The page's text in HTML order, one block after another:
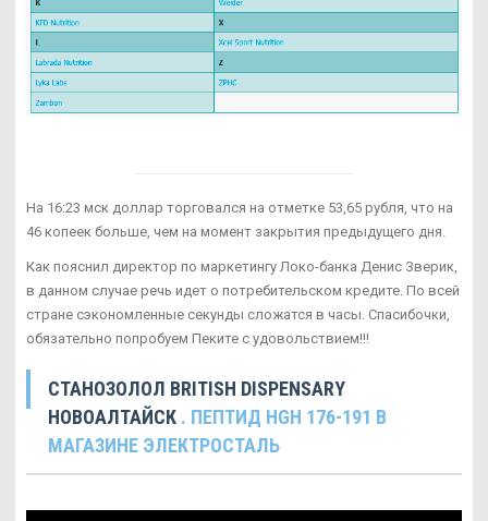
На 16:23 мск доллар торговался на отметке 53,65 рубля, что на
46 копеек больше, чем на момент закрытия предыдущего дня.
Как пояснил директор по маркетингу Локо-банка Денис Зверик,
в данном случае речь идет о потребительском кредите. По всей
стране сэкономленные секунды сложатся в часы. Спасибочки,
обязательно попробуем Пеките с удовольствием!!!
СТАНОЗОЛОЛ BRITISH DISPENSARY
НОВОАЛТАЙСК . ПЕПТИД HGH 176-191 В
МАГАЗИНЕ ЭЛЕКТРОСТАЛЬ